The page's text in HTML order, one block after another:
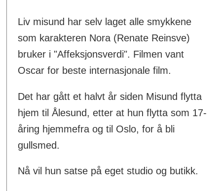
Liv misund har selv laget alle smykkene
som karakteren Nora (Renate Reinsve)
bruker i "Affeksjonsverdi". Filmen vant
Oscar for beste internasjonale film.
Det har gått et halvt år siden Misund flytta
hjem til Ålesund, etter at hun flytta som 17-
åring hjemmefra og til Oslo, for å bli
gullsmed.
Nå vil hun satse på eget studio og butikk.